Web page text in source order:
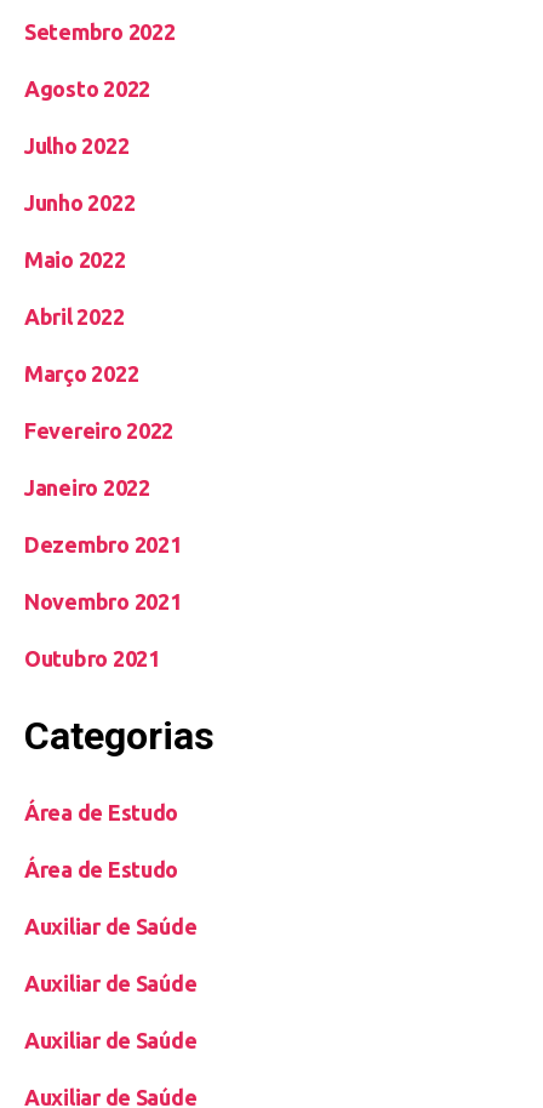
Setembro 2022
Agosto 2022
Julho 2022
Junho 2022
Maio 2022
Abril 2022
Março 2022
Fevereiro 2022
Janeiro 2022
Dezembro 2021
Novembro 2021
Outubro 2021
Categorias
Área de Estudo
Área de Estudo
Auxiliar de Saúde
Auxiliar de Saúde
Auxiliar de Saúde
Auxiliar de Saúde